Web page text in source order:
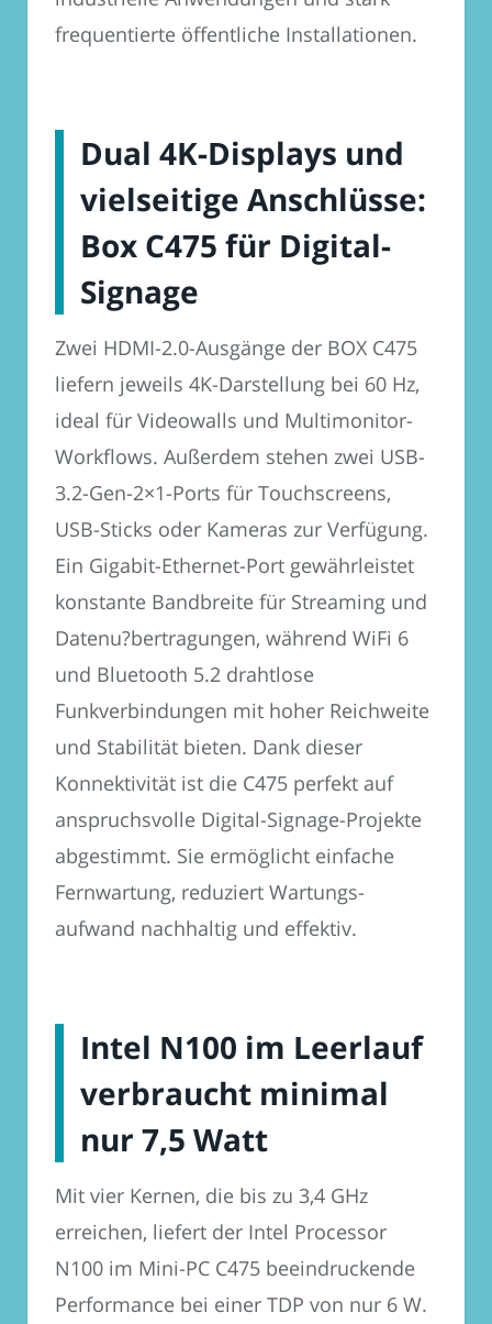
frequentierte öffentliche Installationen.
Dual 4K-Displays und
vielseitige Anschlüsse:
Box C475 für Digital-
Signage
Zwei HDMI-2.0-Ausgänge der BOX C475
liefern jeweils 4K-Darstellung bei 60 Hz,
ideal für Videowalls und Multimonitor-
Workflows. Außerdem stehen zwei USB-
3.2-Gen-2×1-Ports für Touchscreens,
USB-Sticks oder Kameras zur Verfügung.
Ein Gigabit-Ethernet-Port gewährleistet
konstante Bandbreite für Streaming und
Datenu?bertragungen, während WiFi 6
und Bluetooth 5.2 drahtlose
Funkverbindungen mit hoher Reichweite
und Stabilität bieten. Dank dieser
Konnektivität ist die C475 perfekt auf
anspruchsvolle Digital-Signage-Projekte
abgestimmt. Sie ermöglicht einfache
Fernwartung, reduziert Wartungs­
aufwand nachhaltig und effektiv.
Intel N100 im Leerlauf
verbraucht minimal
nur 7,5 Watt
Mit vier Kernen, die bis zu 3,4 GHz
erreichen, liefert der Intel Processor
N100 im Mini-PC C475 beeindruckende
Performance bei einer TDP von nur 6 W.